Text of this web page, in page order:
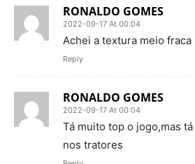
RONALDO GOMES
2022-09-17 At 00:04
Achei a textura meio fraca
Reply
RONALDO GOMES
2022-09-17 At 00:04
Tá muito top o jogo,mas
nos tratores